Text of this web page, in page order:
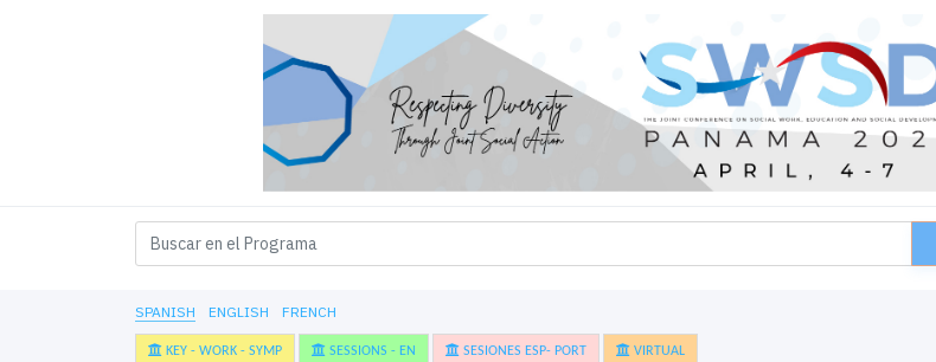
SPANISH ENGLISH FRENCH
KEY - WORK - SYMP SESSIONS - EN SESIONES ESP- PORT VIRTUAL